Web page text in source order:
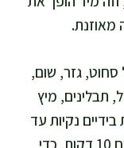
מאוזנת.
גזר, שום,
תבלינים, מיץ
בידיים נקיות עד
שהתערובת אחידה, ואז נותנת לה לנוח 10 דקות, כדי